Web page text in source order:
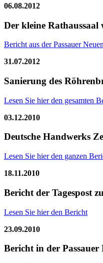
06.08.2012
Der kleine
Bericht aus der Passauer
31.07.2012
Sanierung des
Lesen Sie hier den gesamten
03.12.2010
Deutsche Handwerks
Lesen Sie hier den ganzen
18.11.2010
Bericht der Tagespost
Lesen Sie hier den Bericht
23.09.2010
Bericht in der Passauer